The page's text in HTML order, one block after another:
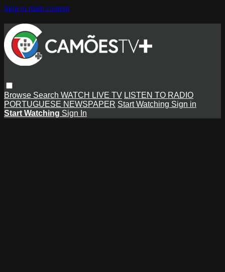
Skip to main content
Browse Search WATCH LIVE TV LISTEN TO RADIO
PORTUGUESE NEWSPAPER Start Watching Sign in
Start Watching Sign In